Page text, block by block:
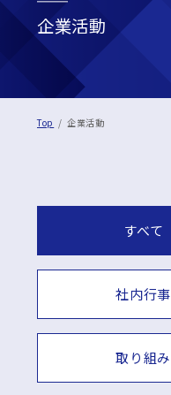
企業活動
Top 企業活動
すべて
社内行事
取り組み